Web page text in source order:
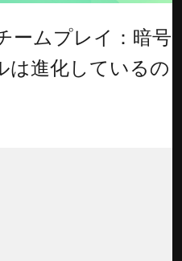
ームプレイ：暗号
は進化しているの